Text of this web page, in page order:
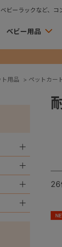
ビーラックなど、コ
ベビー用品
ト用品 > ペットカー
26